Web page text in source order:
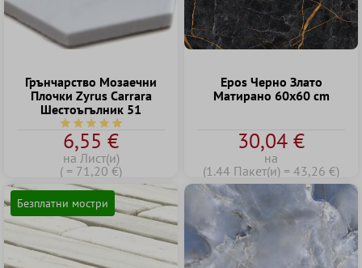
Грънчарство Mозаечни
Плочки Zyrus Carrara
Шестоъгълник 51
Средна оценка за 5 от 5 звезди
6,55 €
на Лист(и)
( = 71,20 €)
Epos Черно Злато
Матирано 60x60 cm
30,04 €
на
(1.44 Пакет(и) = 43,26 €)
Безплатни мостри